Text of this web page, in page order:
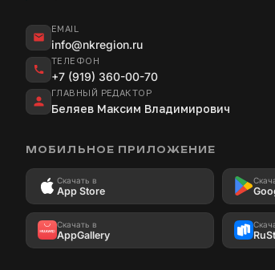
EMAIL
info@nkregion.ru
ТЕЛЕФОН
+7 (919) 360-00-70
ГЛАВНЫЙ РЕДАКТОР
Беляев Максим Владимирович
МОБИЛЬНОЕ ПРИЛОЖЕНИЕ
Скачать в
App Store
Скачать в
AppGallery